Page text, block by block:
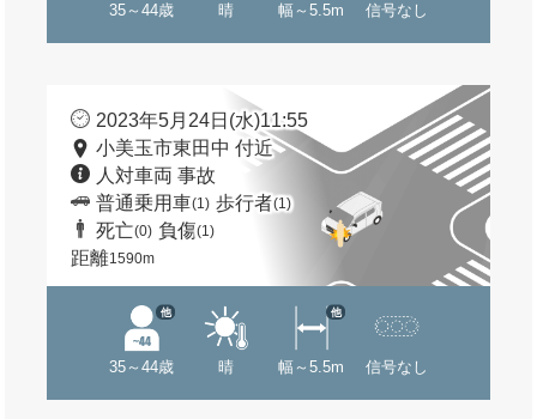
35～44歳 晴 幅～5.5m 信号なし
2023年5月24日(水)11:55
小美玉市東田中 付近
人対車両 事故
普通乗用車(1) 歩行者(1)
死亡(0) 負傷(1)
距離1590m
35～44歳
他
晴 幅～5.5m
他
信号なし